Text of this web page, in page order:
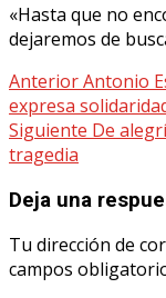
«Hasta que no
dejaremos de
Post
navigation
AnteriorAntonio
expresa
Siguiente De
tragedia
Deja una
Tu dirección de
campos